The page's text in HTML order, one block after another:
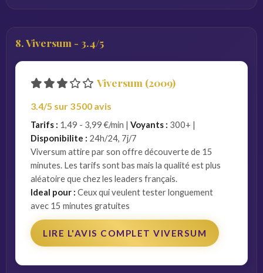
8. Viversum - 3.4/5
Viversum (2009)
3.4/5 sur 3 500 avis
Tarifs : 1,49 - 3,99 €/min | Voyants : 300+ |
Disponibilite : 24h/24, 7j/7
Viversum attire par son offre découverte de 15
minutes. Les tarifs sont bas mais la qualité est plus
aléatoire que chez les leaders français.
Ideal pour : Ceux qui veulent tester longuement
avec 15 minutes gratuites
LIRE L'AVIS COMPLET VIVERSUM